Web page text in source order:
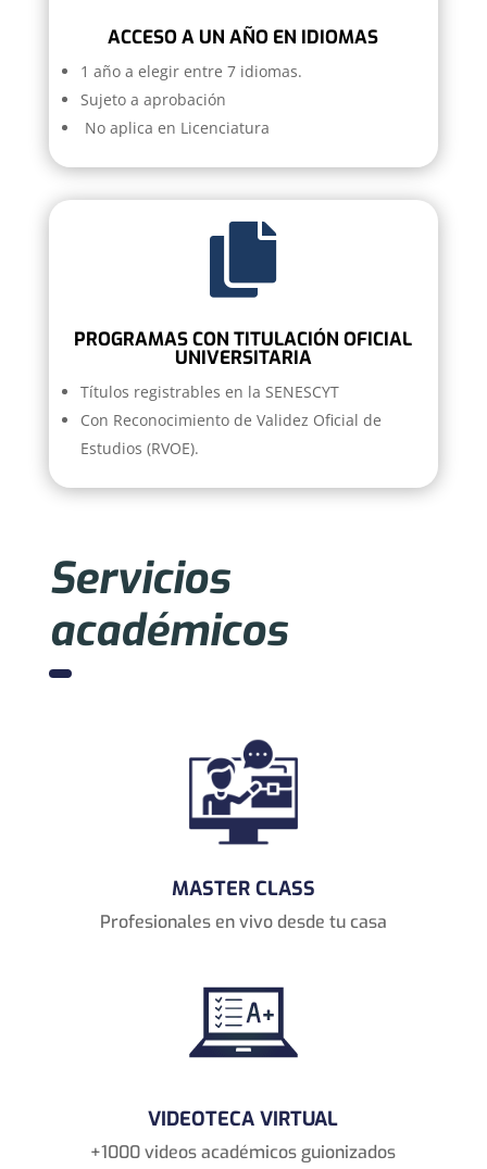
ACCESO A UN AÑO EN IDIOMAS
1 año a elegir entre 7 idiomas.
Sujeto a aprobación
No aplica en Licenciatura

PROGRAMAS CON TITULACIÓN OFICIAL
UNIVERSITARIA
Títulos registrables en la SENESCYT
Con Reconocimiento de Validez Oficial de
Estudios (RVOE).
Servicios
académicos
MASTER CLASS
Profesionales en vivo desde tu casa
VIDEOTECA VIRTUAL
+1000 videos académicos guionizados